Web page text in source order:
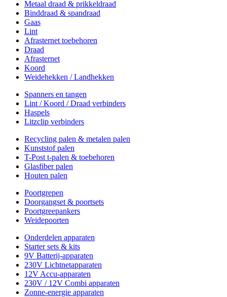
Metaal draad & prikkeldraad
Binddraad & spandraad
Gaas
Lint
Afrasternet toebehoren
Draad
Afrasternet
Koord
Weidehekken / Landhekken
Spanners en tangen
Lint / Koord / Draad verbinders
Haspels
Litzclip verbinders
Recycling palen & metalen palen
Kunststof palen
T-Post t-palen & toebehoren
Glasfiber palen
Houten palen
Poortgrepen
Doorgangset & poortsets
Poortgreepankers
Weidepoorten
Onderdelen apparaten
Starter sets & kits
9V Batterij-apparaten
230V Lichtnetapparaten
12V Accu-apparaten
230V / 12V Combi apparaten
Zonne-energie apparaten